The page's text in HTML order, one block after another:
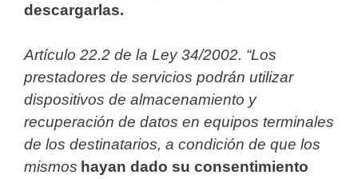
descargarlas.
Artículo 22.2 de la Ley 34/2002. “Los
prestadores de servicios podrán utilizar
dispositivos de almacenamiento y
recuperación de datos en equipos terminales
de los destinatarios, a condición de que los
mismos hayan dado su consentimiento